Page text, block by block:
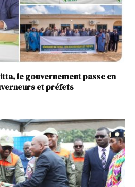
le gouvernement passe en
et préfets